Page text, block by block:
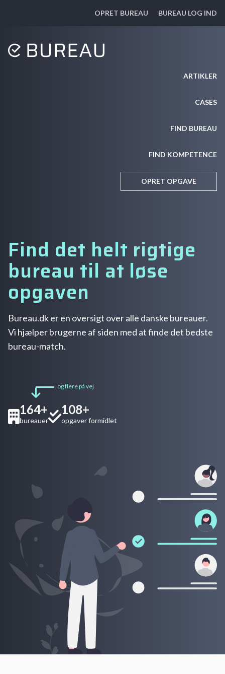
OPRET BUREAU BUREAU LOG IND
ARTIKLER
CASES
FIND BUREAU
FIND KOMPETENCE
OPRET OPGAVE
Find det helt rigtige
bureau til at løse
opgaven
Bureau.dk er en oversigt over alle danske bureauer.
Vi hjælper brugerne af siden med at finde det bedste
bureau-match.
og flere på vej
164+
bureauer
108+
opgaver formidlet